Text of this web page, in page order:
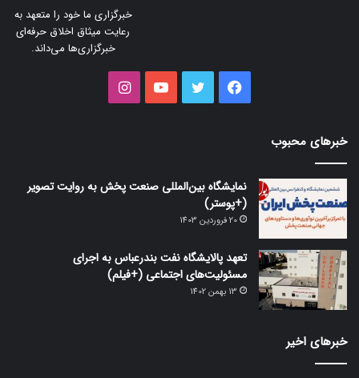
خبرگزاری ما خود را متعهد به
رعایت میثاق اخلاق حرفه‌ای
خبرگزاری‌ها می‌داند.
فیس
توییتر یوتیوب
خبرهای محبوب
نمایشگاه بین‌المللی صنعت پخش به روایت تصویر
(+پوستر)
20 فروردین 1403
تعهد پالایشگاه نفت بندرعباس به اجرای
مسئولیت‌های اجتماعی (+فیلم)
13 بهمن 1402
خبرهای اخیر